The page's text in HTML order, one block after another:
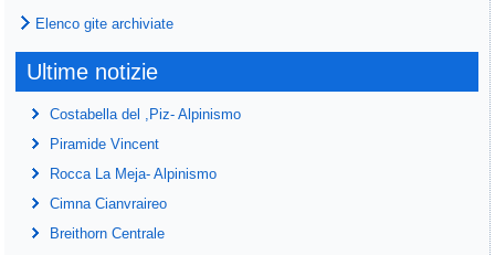
Elenco gite archiviate
Ultime notizie
Costabella del ,Piz- Alpinismo
Piramide Vincent
Rocca La Meja- Alpinismo
Cimna Cianvraireo
Breithorn Centrale